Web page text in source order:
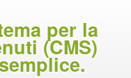
per la
(CMS)